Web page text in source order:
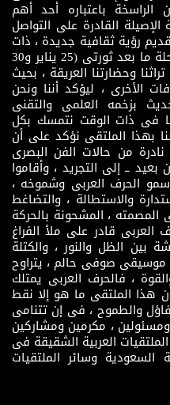
باعتباره أحد أهم
الإصيلة القادرة على التواصل
رؤية ثقافية جديدة ، ذات
مضمون ثقافى قادر على إثراء مرحلة ما بعد ثورتى (25 يناير و30
وحضارتنا العريقة ، بحيث
الأخرى ، ليؤكد أننا ونحن
بزخمه العلمى والتقنى
فى ذات الوقت نتمسك بكل
بهذا الملتقى نؤكد على أن
من حالات الفن البصرى
ــ إلى التجريد ، وأقاموا
الحرف العربى وشموخه ،
والاستطالة ، والتضاغط
المصمته ، المشحونة بالحركة
العربى قادر على ملأ الفراغ
بين الظل والنور ، والكتلة
موسيقى صوفى حالم ، يتراوح
، فالحرف العربى يمتلك
هذا الملتقى ما هو إلا نقط
والطموح ، فى إن تتنامى
، مكرمين ومشاركين
العربية الشقيقة فى
السعودية وسائر الملتقيات